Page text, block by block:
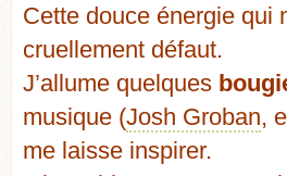
Cette douce énergie qui
cruellement défaut.
J’allume quelques
musique (Josh Groban,
me laisse inspirer.